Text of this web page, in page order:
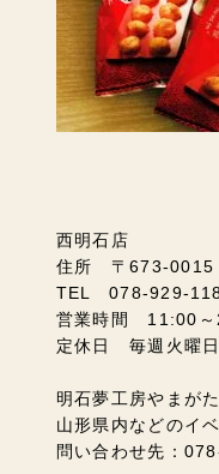
西明石店
住所 〒673-0015
TEL 078-929-
営業時間 11:00
定休日 毎週火曜日
明石夢工房やまがた
山形県内などのイ
問い合わせ先：